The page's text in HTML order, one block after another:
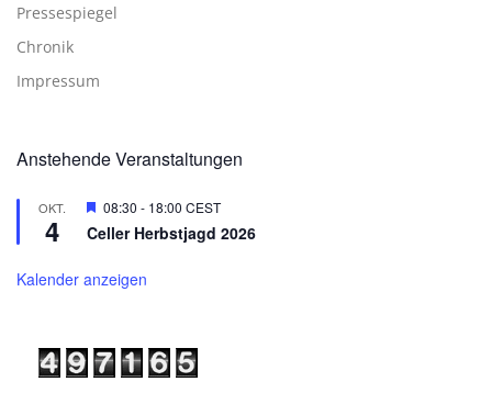
Pressespiegel
Chronik
Impressum
Anstehende Veranstaltungen
OKT.
4
Hervorgehoben
08:30 - 18:00 CEST
Celler Herbstjagd 2026
Kalender anzeigen